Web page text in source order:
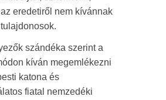
eredetiről nem kívánnak
szándéka szerint a
kíván megemlékezni
katona és
fiatal nemzedéki